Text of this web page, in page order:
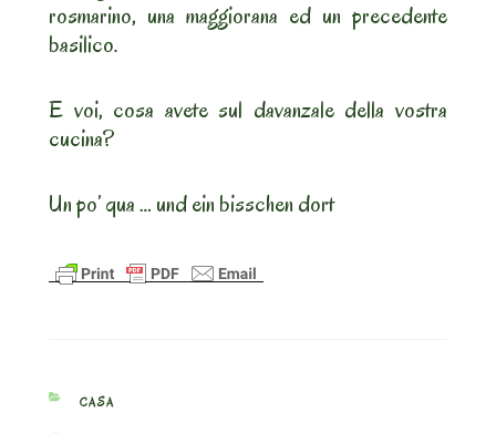
rosmarino, una maggiorana ed un precedente
basilico.
E voi, cosa avete sul davanzale della vostra
cucina?
Un po’ qua … und ein bisschen dort
CATEGORIES
CASA